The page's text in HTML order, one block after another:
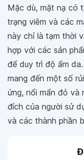
Mặc dù, mặt nạ có
trạng viêm và các
này chỉ là tạm thời
hợp với các sản
để duy trì độ ẩm
mang đến một số
ứng, nổi mẩn đỏ và
đích của người sử
và các thành phần